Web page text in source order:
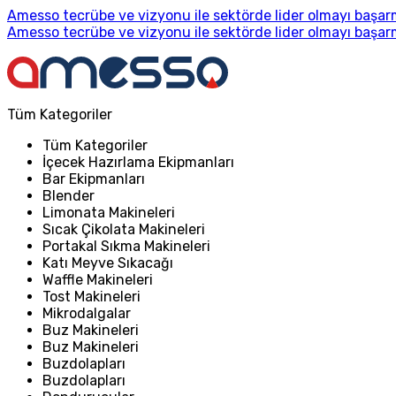
Amesso tecrübe ve vizyonu ile sektörde lider olmayı
Amesso tecrübe ve vizyonu ile sektörde lider olmayı
Tüm Kategoriler
Tüm Kategoriler
İçecek Hazırlama Ekipmanları
Bar Ekipmanları
Blender
Limonata Makineleri
Sıcak Çikolata Makineleri
Portakal Sıkma Makineleri
Katı Meyve Sıkacağı
Waffle Makineleri
Tost Makineleri
Mikrodalgalar
Buz Makineleri
Buz Makineleri
Buzdolapları
Buzdolapları